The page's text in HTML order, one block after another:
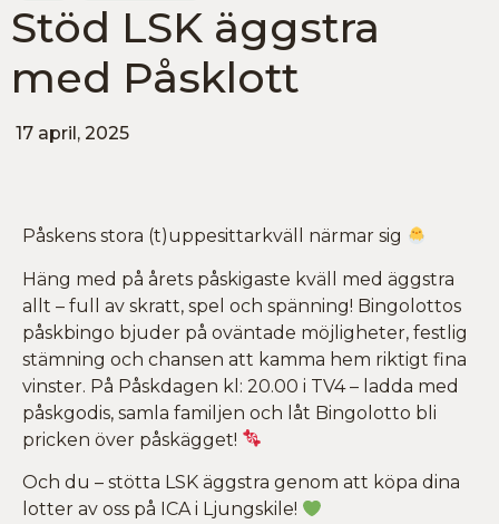
Stöd LSK äggstra
med Påsklott
17 april, 2025
Påskens stora (t)uppesittarkväll närmar sig
Häng med på årets påskigaste kväll med äggstra
allt – full av skratt, spel och spänning! Bingolottos
påskbingo bjuder på oväntade möjligheter, festlig
stämning och chansen att kamma hem riktigt fina
vinster. På Påskdagen kl: 20.00 i TV4 – ladda med
påskgodis, samla familjen och låt Bingolotto bli
pricken över påskägget!
Och du – stötta LSK äggstra genom att köpa dina
lotter av oss på ICA i Ljungskile!